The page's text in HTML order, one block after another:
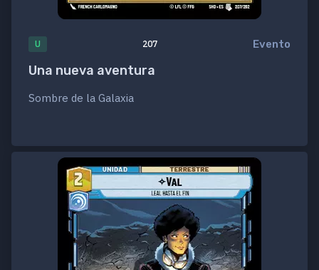
U 207 Evento
Una nueva aventura
Sombre de la Galaxia